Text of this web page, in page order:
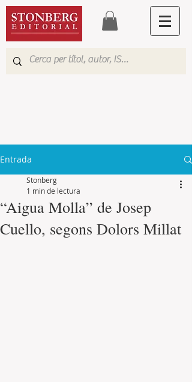
Entrada
“Aigua Molla” de Josep
Cuello, segons Dolors Millat
Stonberg
1 min de lectura